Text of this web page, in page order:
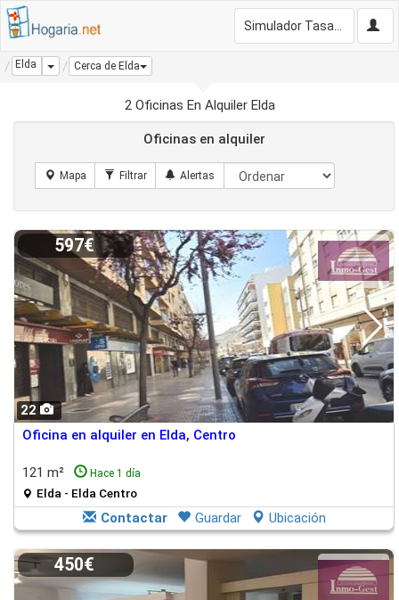
Elda Dropdown
Cerca de Elda
2 Oficinas En Alquiler Elda
Oficinas en alquiler
22
597€
Oficina en alquiler en Elda, Centro
121 m² Hace 1 día
Elda - Elda Centro
Contactar Guardar Ubicación
450€